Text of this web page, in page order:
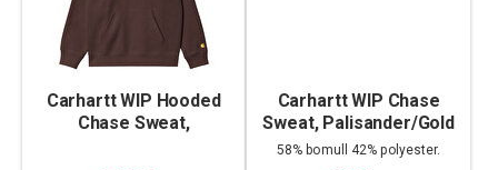
Carhartt WIP Hooded
Chase Sweat,
Carhartt WIP Chase
Sweat, Palisander/Gold
58% bomull 42% polyester.